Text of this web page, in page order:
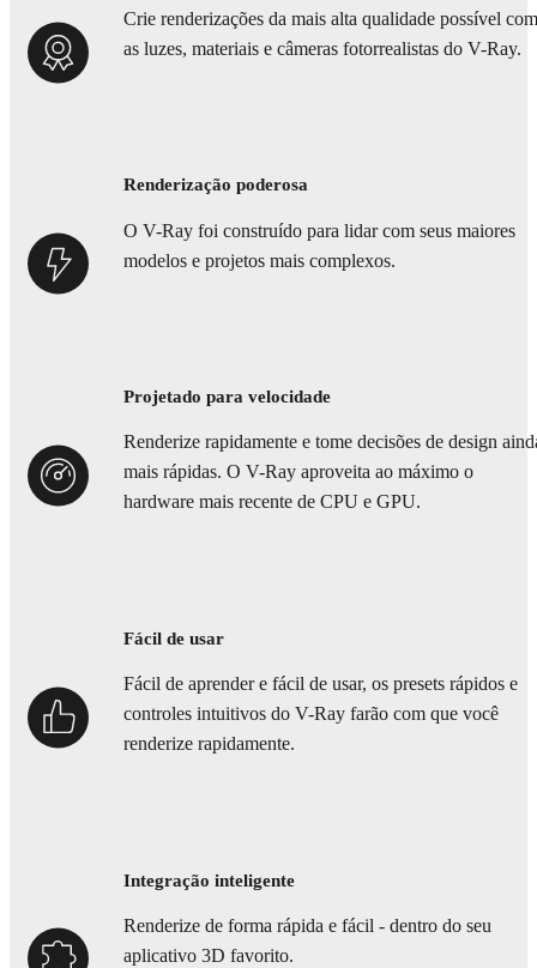
Crie renderizações da mais alta qualidade possível com
as luzes, materiais e câmeras fotorrealistas do V-Ray.
Renderização poderosa
O V-Ray foi construído para lidar com seus maiores
modelos e projetos mais complexos.
Projetado para velocidade
Renderize rapidamente e tome decisões de design
mais rápidas. O V-Ray aproveita ao máximo o
hardware mais recente de CPU e GPU.
Fácil de usar
Fácil de aprender e fácil de usar, os presets rápidos e
controles intuitivos do V-Ray farão com que você
renderize rapidamente.
Integração inteligente
Renderize de forma rápida e fácil - dentro do seu
aplicativo 3D favorito.